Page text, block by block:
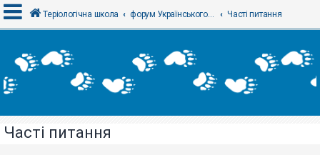
х
і
Р
Теріологічна школа форум Українського теріологічного товариства Часті питання
Часті питання